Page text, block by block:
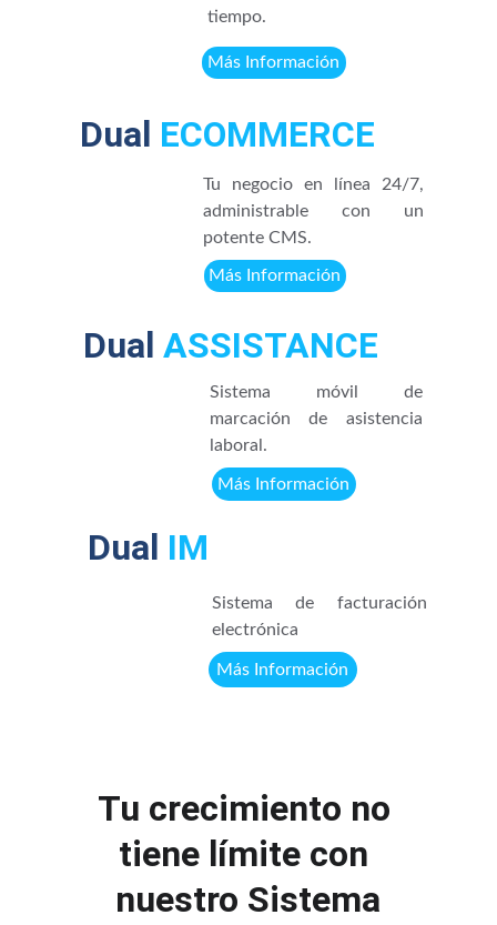
Dual ECOMMERCE
Tu negocio en línea 24/7,
administrable con un
potente CMS.
Más Información
Dual ASSISTANCE
Sistema móvil de
marcación de asistencia
laboral.
Más Información
Dual IM
Sistema de facturación
electrónica
Más Información
tiempo.
Más Información
Tu crecimiento no
tiene límite con
nuestro Sistema